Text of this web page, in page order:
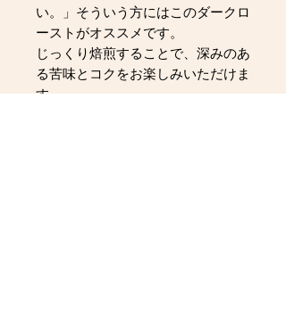
い。」そういう方にはこのダークロ
ーストがオススメです。
じっくり焙煎することで、深みのあ
る苦味とコクをお楽しみいただけま
す。